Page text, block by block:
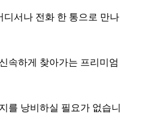
서나 전화 한 통으로 만나
속하게 찾아가는 프리미엄
를 낭비하실 필요가 없습니